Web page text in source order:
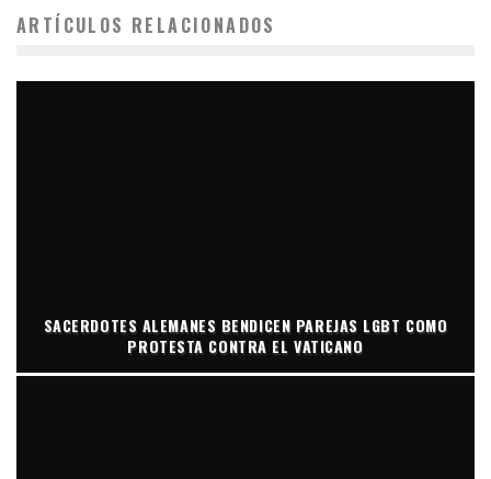
ARTÍCULOS RELACIONADOS
SACERDOTES ALEMANES BENDICEN PAREJAS LGBT COMO
PROTESTA CONTRA EL VATICANO